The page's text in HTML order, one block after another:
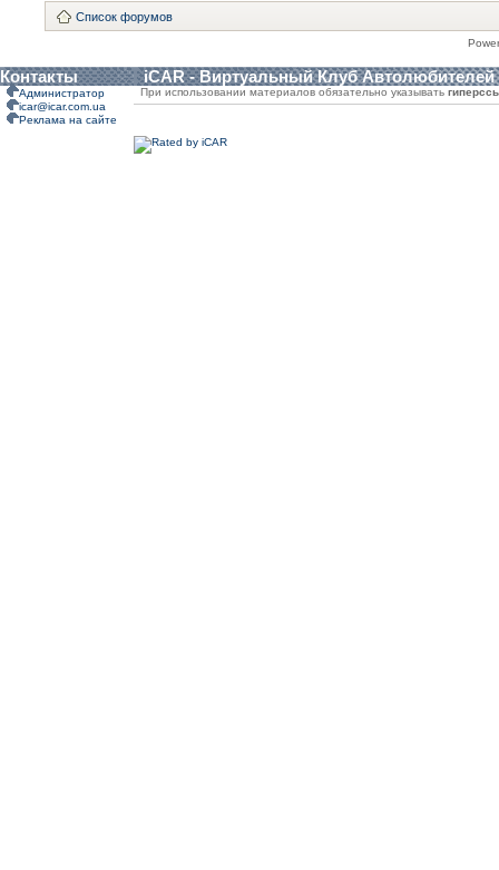
Список форумов
Контакты iCAR - Виртуальный Клуб Автолюбителей
Администратор
icar@icar.com.ua
Реклама на сайте
При использовании материалов обязательно указывать